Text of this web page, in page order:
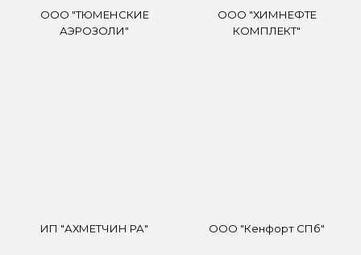
ООО "ТЮМЕНСКИЕ
АЭРОЗОЛИ"
ООО "ХИМНЕФТЕ
КОМПЛЕКТ"
ИП "АХМЕТЧИН РА" ООО "Кенфорт СПб"